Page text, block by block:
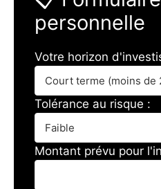
personnelle
Votre horizon
Tolérance au risque :
Montant prévu pour